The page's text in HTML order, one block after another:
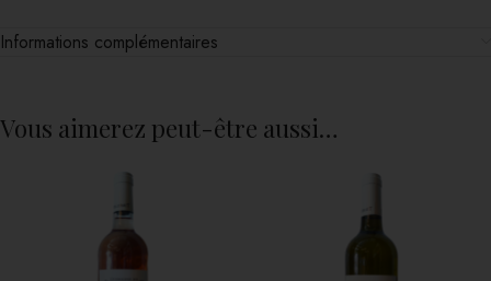
Informations complémentaires
Vous aimerez peut-être aussi…